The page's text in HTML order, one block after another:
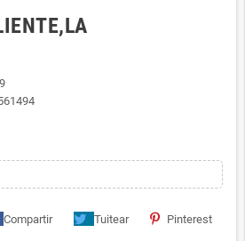
Compartir Tuitear Pinterest